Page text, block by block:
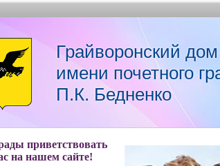
Грайворонский
имени почетного
П.К. Бедненко
приветствовать
на нашем сайте!